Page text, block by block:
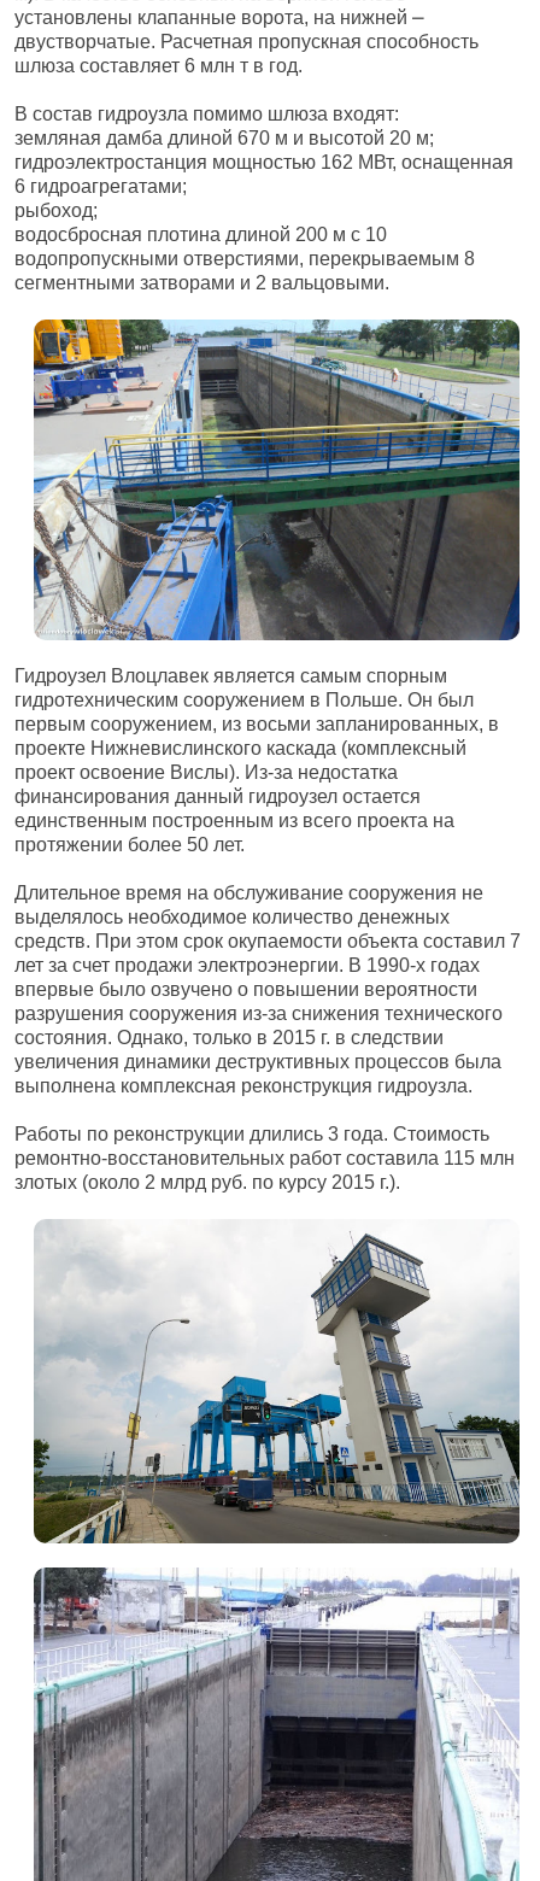
установлены клапанные ворота, на нижней ⎼
двустворчатые. Расчетная пропускная способность
шлюза составляет 6 млн т в год.
В состав гидроузла помимо шлюза входят:
земляная дамба длиной 670 м и высотой 20 м;
гидроэлектростанция мощностью 162 МВт, оснащенная
6 гидроагрегатами;
рыбоход;
водосбросная плотина длиной 200 м с 10
водопропускными отверстиями, перекрываемым 8
сегментными затворами и 2 вальцовыми.
Гидроузел Влоцлавек является самым спорным
гидротехническим сооружением в Польше. Он был
первым сооружением, из восьми запланированных, в
проекте Нижневислинского каскада (комплексный
проект освоение Вислы). Из-за недостатка
финансирования данный гидроузел остается
единственным построенным из всего проекта на
протяжении более 50 лет.
Длительное время на обслуживание сооружения не
выделялось необходимое количество денежных
средств. При этом срок окупаемости объекта составил 7
лет за счет продажи электроэнергии. В 1990-х годах
впервые было озвучено о повышении вероятности
разрушения сооружения из-за снижения технического
состояния. Однако, только в 2015 г. в следствии
увеличения динамики деструктивных процессов была
выполнена комплексная реконструкция гидроузла.
Работы по реконструкции длились 3 года. Стоимость
ремонтно-восстановительных работ составила 115 млн
злотых (около 2 млрд руб. по курсу 2015 г.).